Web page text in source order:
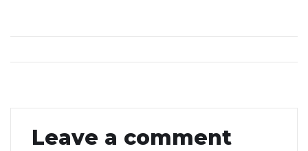
Leave a comment